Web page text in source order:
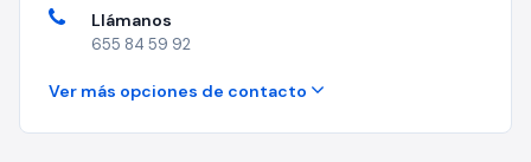
Llámanos
655 84 59 92
Ver más opciones de contacto